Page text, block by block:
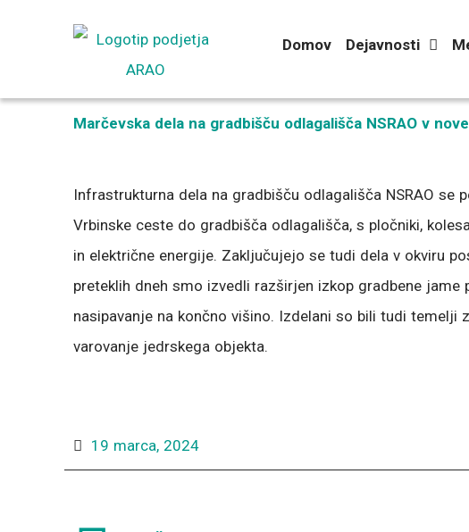
Domov Dejavnosti
Marčevska dela na gradbišču odlagališča NSRAO v
Infrastrukturna dela na gradbišču odlagališča NSRAO
Vrbinske ceste do gradbišča odlagališča, s pločniki,
in električne energije. Zaključujejo se tudi dela v okviru
preteklih dneh smo izvedli razširjen izkop gradbene
nasipavanje na končno višino. Izdelani so bili tudi
varovanje jedrskega objekta.
19 marca, 2024